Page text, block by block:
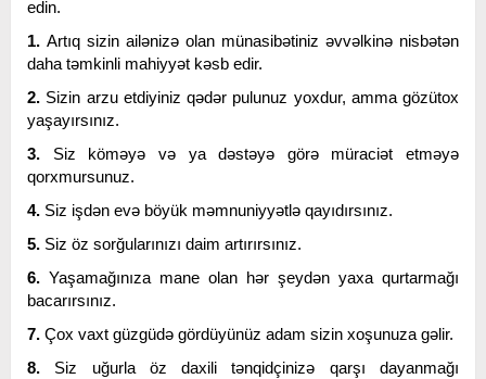
edin.
1. Artıq sizin ailənizə olan münasibətiniz əvvəlkinə nisbətən
daha təmkinli mahiyyət kəsb edir.
2. Sizin arzu etdiyiniz qədər pulunuz yoxdur, amma gözütox
yaşayırsınız.
3. Siz köməyə və ya dəstəyə görə müraciət etməyə
qorxmursunuz.
4. Siz işdən evə böyük məmnuniyyətlə qayıdırsınız.
5. Siz öz sorğularınızı daim artırırsınız.
6. Yaşamağınıza mane olan hər şeydən yaxa qurtarmağı
bacarırsınız.
7. Çox vaxt güzgüdə gördüyünüz adam sizin xoşunuza gəlir.
8. Siz uğurla öz daxili tənqidçinizə qarşı dayanmağı